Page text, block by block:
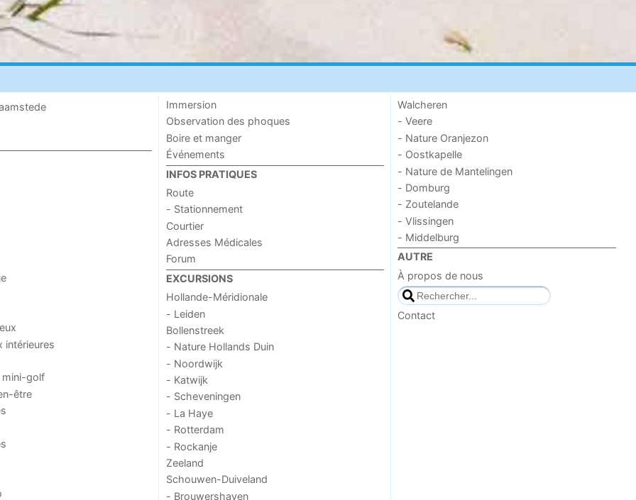
intérieures
mini-golf
être
Immersion
Observation des phoques
Boire et manger
Événements
INFOS PRATIQUES
Route
- Stationnement
Courtier
Adresses Médicales
Forum
EXCURSIONS
Hollande-Méridionale
- Leiden
Bollenstreek
- Nature Hollands Duin
- Noordwijk
- Katwijk
- Scheveningen
- La Haye
- Rotterdam
- Rockanje
Zeeland
Schouwen-Duiveland
- Brouwershaven
Walcheren
- Veere
- Nature Oranjezon
- Oostkapelle
- Nature de Mantelingen
- Domburg
- Zoutelande
- Vlissingen
- Middelburg
AUTRE
À propos de nous
Contact